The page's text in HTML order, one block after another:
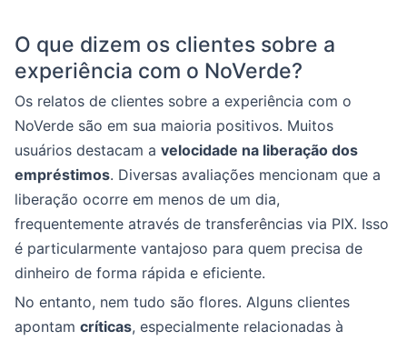
O que dizem os clientes sobre a
experiência com o NoVerde?
Os relatos de clientes sobre a experiência com o
NoVerde são em sua maioria positivos. Muitos
usuários destacam a velocidade na liberação dos
empréstimos. Diversas avaliações mencionam que a
liberação ocorre em menos de um dia,
frequentemente através de transferências via PIX. Isso
é particularmente vantajoso para quem precisa de
dinheiro de forma rápida e eficiente.
No entanto, nem tudo são flores. Alguns clientes
apontam críticas, especialmente relacionadas à